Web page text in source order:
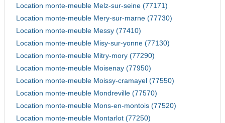
Location monte-meuble Melz-sur-seine (77171)
Location monte-meuble Mery-sur-marne (77730)
Location monte-meuble Messy (77410)
Location monte-meuble Misy-sur-yonne (77130)
Location monte-meuble Mitry-mory (77290)
Location monte-meuble Moisenay (77950)
Location monte-meuble Moissy-cramayel (77550)
Location monte-meuble Mondreville (77570)
Location monte-meuble Mons-en-montois (77520)
Location monte-meuble Montarlot (77250)